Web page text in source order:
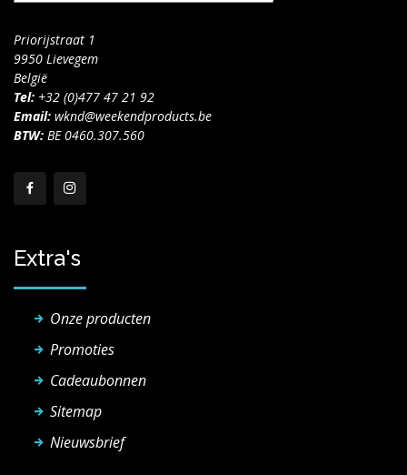
Priorijstraat 1
9950 Lievegem
België
Tel: +32 (0)477 47 21 92
Email: wknd@weekendproducts.be
BTW: BE 0460.307.560
Extra's
Onze producten
Promoties
Cadeaubonnen
Sitemap
Nieuwsbrief